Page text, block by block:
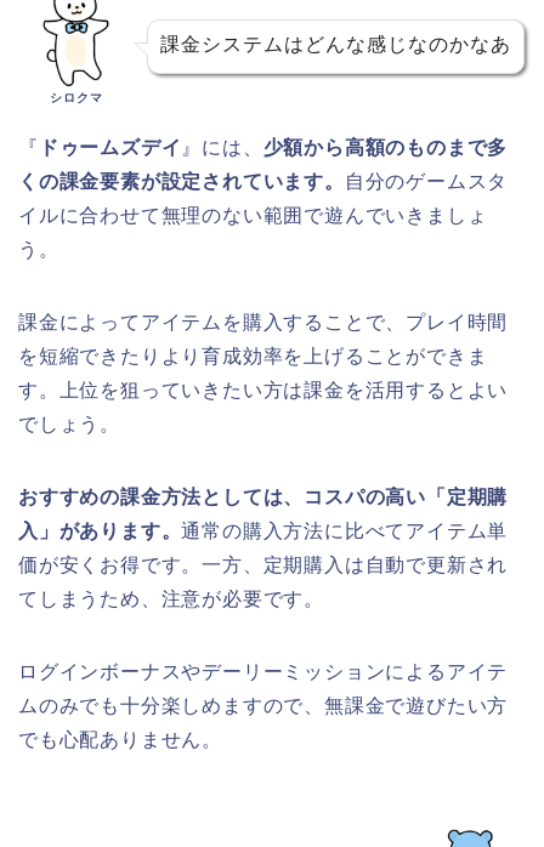
シロクマ
課金システムはどんな感じなのかなあ
『 ドゥームズデイ 』には、 少額から高額のものまで多
くの課金要素が設定されています。
自分のゲームスタ
イルに合わせて無理のない範囲で遊んでいきましょ
う。
課金によってアイテムを購入することで、プレイ時間
を短縮できたりより育成効率を上げることができま
す。上位を狙っていきたい方は課金を活用するとよい
でしょう。
おすすめの課金方法としては、コスパの高い「定期購
入」があります。通常の購入方法に比べてアイテム単
価が安くお得です。一方、定期購入は自動で更新され
てしまうため、注意が必要です。
ログインボーナスやデーリーミッションによるアイテ
ムのみでも十分楽しめますので、無課金で遊びたい方
でも心配ありません。